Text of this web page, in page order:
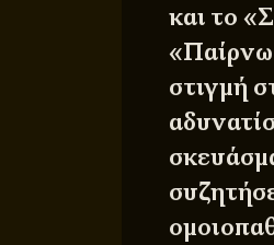
και το
«Παίρνω
στιγμή